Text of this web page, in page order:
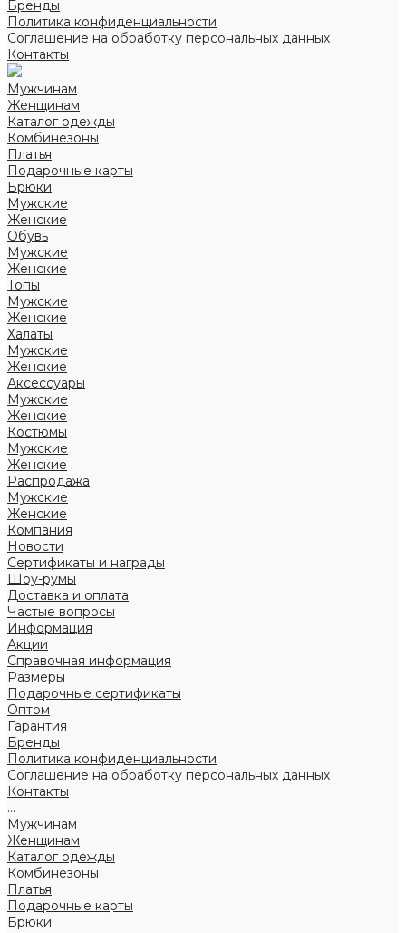
Бренды
Политика конфиденциальности
Соглашение на обработку персональных данных
Контакты
Мужчинам
Женщинам
Каталог одежды
Комбинезоны
Платья
Подарочные карты
Брюки
Мужские
Женские
Обувь
Мужские
Женские
Топы
Мужские
Женские
Халаты
Мужские
Женские
Аксессуары
Мужские
Женские
Костюмы
Мужские
Женские
Распродажа
Мужские
Женские
Компания
Новости
Сертификаты и награды
Шоу-румы
Доставка и оплата
Частые вопросы
Информация
Акции
Справочная информация
Размеры
Подарочные сертификаты
Оптом
Гарантия
Бренды
Политика конфиденциальности
Соглашение на обработку персональных данных
Контакты
...
Мужчинам
Женщинам
Каталог одежды
Комбинезоны
Платья
Подарочные карты
Брюки